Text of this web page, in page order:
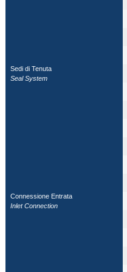
Sedi di Tenuta
Seal System
Connessione Entrata
Inlet Connection